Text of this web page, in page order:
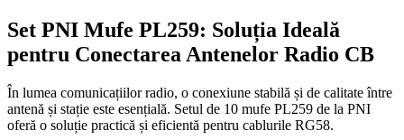
Set PNI Mufe PL259: Soluția Ideală
pentru Conectarea Antenelor Radio CB
În lumea comunicațiilor radio, o conexiune stabilă și de calitate între
antenă și stație este esențială. Setul de 10 mufe PL259 de la PNI
oferă o soluție practică și eficientă pentru cablurile RG58.